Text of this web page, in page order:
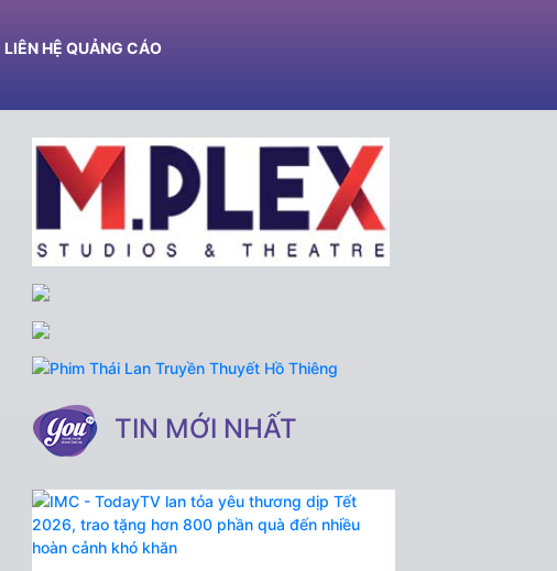
LIÊN HỆ QUẢNG CÁO
TIN MỚI NHẤT